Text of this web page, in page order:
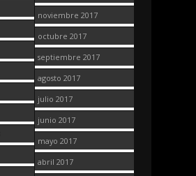
noviembre 2017
octubre 2017
septiembre 2017
agosto 2017
julio 2017
junio 2017
mayo 2017
abril 2017